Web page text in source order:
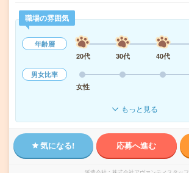
職場の雰囲気
年齢層
20代
30代 40代
男女比率
女性
もっと見る
気になる! 応募へ進む